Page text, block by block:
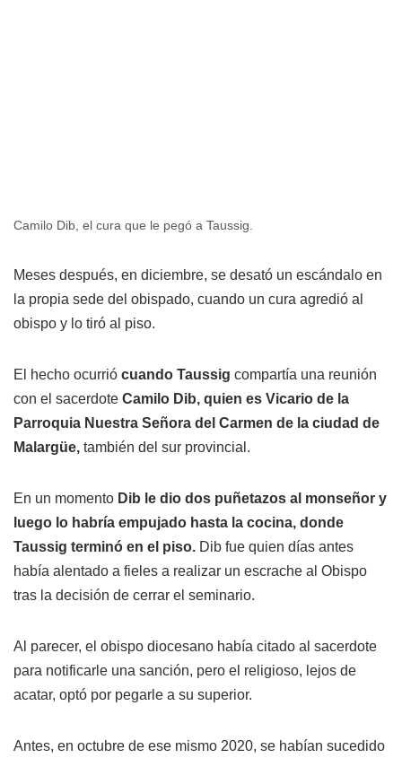
Camilo Dib, el cura que le pegó a Taussig.
Meses después, en diciembre, se desató un escándalo en
la propia sede del obispado, cuando un cura agredió al
obispo y lo tiró al piso.
El hecho ocurrió cuando Taussig compartía una reunión
con el sacerdote Camilo Dib, quien es Vicario de la
Parroquia Nuestra Señora del Carmen de la ciudad de
Malargüe, también del sur provincial.
En un momento Dib le dio dos puñetazos al monseñor y
luego lo habría empujado hasta la cocina, donde
Taussig terminó en el piso. Dib fue quien días antes
había alentado a fieles a realizar un escrache al Obispo
tras la decisión de cerrar el seminario.
Al parecer, el obispo diocesano había citado al sacerdote
para notificarle una sanción, pero el religioso, lejos de
acatar, optó por pegarle a su superior.
Antes, en octubre de ese mismo 2020, se habían sucedido